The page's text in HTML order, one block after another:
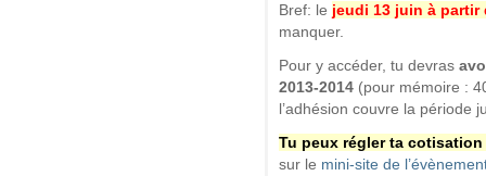
Bref: le jeudi 13 juin à partir
manquer.
Pour y accéder, tu devras
2013-2014 (pour mémoire :
l’adhésion couvre la période
Tu peux régler ta
sur le mini-site de